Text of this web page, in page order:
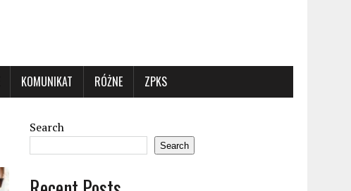
KOMUNIKAT RÓŻNE ZPKS
Search
Search